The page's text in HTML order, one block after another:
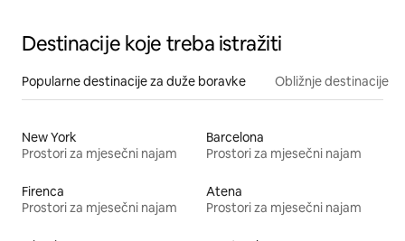
Destinacije koje treba istražiti
Popularne destinacije za duže boravke Obližnje destinacije
New York
Prostori za mjesečni najam
Barcelona
Prostori za mjesečni najam
Firenca
Prostori za mjesečni najam
Atena
Prostori za mjesečni najam